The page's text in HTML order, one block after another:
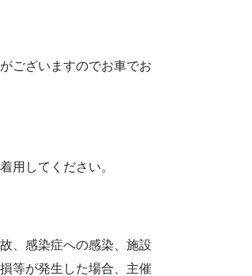
ございますのでお車でお
用してください。
、感染症への感染、施設
等が発生した場合、主催